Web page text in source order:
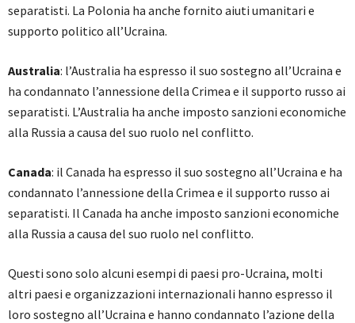
separatisti. La Polonia ha anche fornito aiuti umanitari e
supporto politico all’Ucraina.
Australia: l’Australia ha espresso il suo sostegno all’Ucraina e
ha condannato l’annessione della Crimea e il supporto russo ai
separatisti. L’Australia ha anche imposto sanzioni economiche
alla Russia a causa del suo ruolo nel conflitto.
Canada: il Canada ha espresso il suo sostegno all’Ucraina e ha
condannato l’annessione della Crimea e il supporto russo ai
separatisti. Il Canada ha anche imposto sanzioni economiche
alla Russia a causa del suo ruolo nel conflitto.
Questi sono solo alcuni esempi di paesi pro-Ucraina, molti
altri paesi e organizzazioni internazionali hanno espresso il
loro sostegno all’Ucraina e hanno condannato l’azione della